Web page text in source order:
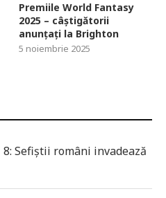
Premiile World Fantasy
2025 – câștigătorii
anunțați la Brighton
5 noiembrie 2025
8: Sefiștii români invadează